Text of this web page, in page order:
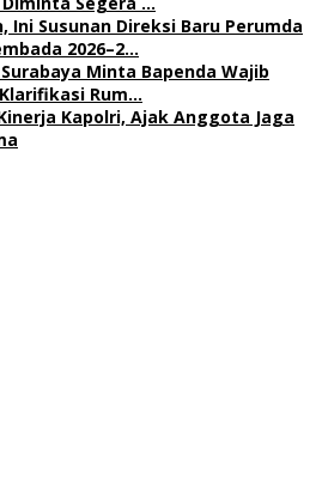
Ini Susunan Direksi Baru Perumda
2026–2…
Minta Bapenda Wajib
Rum…
Kapolri, Ajak Anggota Jaga